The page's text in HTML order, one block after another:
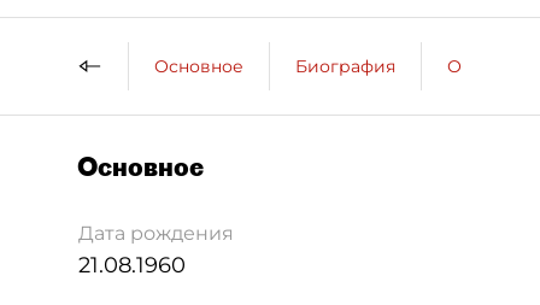
Основное Биография
Основное
Дата рождения
21.08.1960